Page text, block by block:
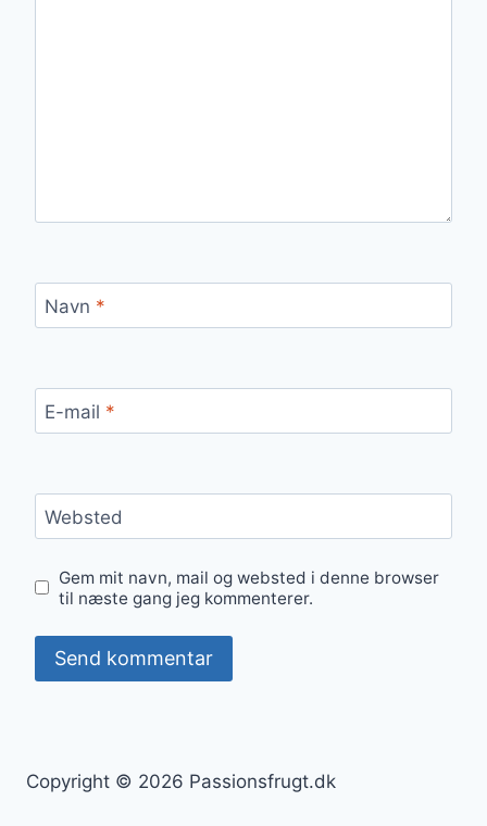
Navn *
E-mail *
Websted
Gem mit navn, mail og websted i denne browser
til næste gang jeg kommenterer.
Copyright © 2026 Passionsfrugt.dk